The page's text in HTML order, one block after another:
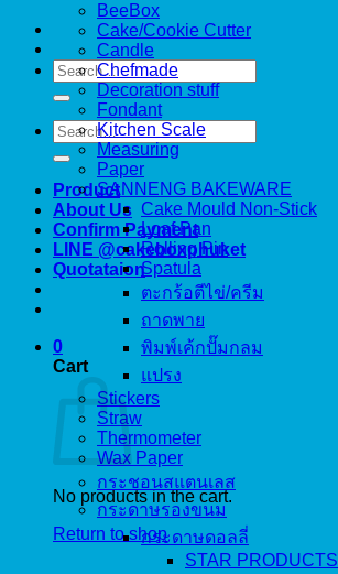
Search
for:
Search
for:
Product
About Us
Confirm Payment
LINE @cakeboxphuket
Quotataion
0
Cart
No products in the cart.
Return to shop
BeeBox
Cake/Cookie Cutter
Candle
Chefmade
Decoration stuff
Fondant
Kitchen Scale
Measuring
Paper
SANNENG BAKEWARE
Cake Mould Non-Stick
Loaf Pan
Rolling Pin
Spatula
ตะกร้อตีไข่/ครีม
ถาดพาย
พิมพ์เค้กปั๊มกลม
แปรง
Stickers
Straw
Thermometer
Wax Paper
กระชอนสแตนเลส
กระดาษรองขนม
กระดาษดอลลี่
STAR PRODUCTS